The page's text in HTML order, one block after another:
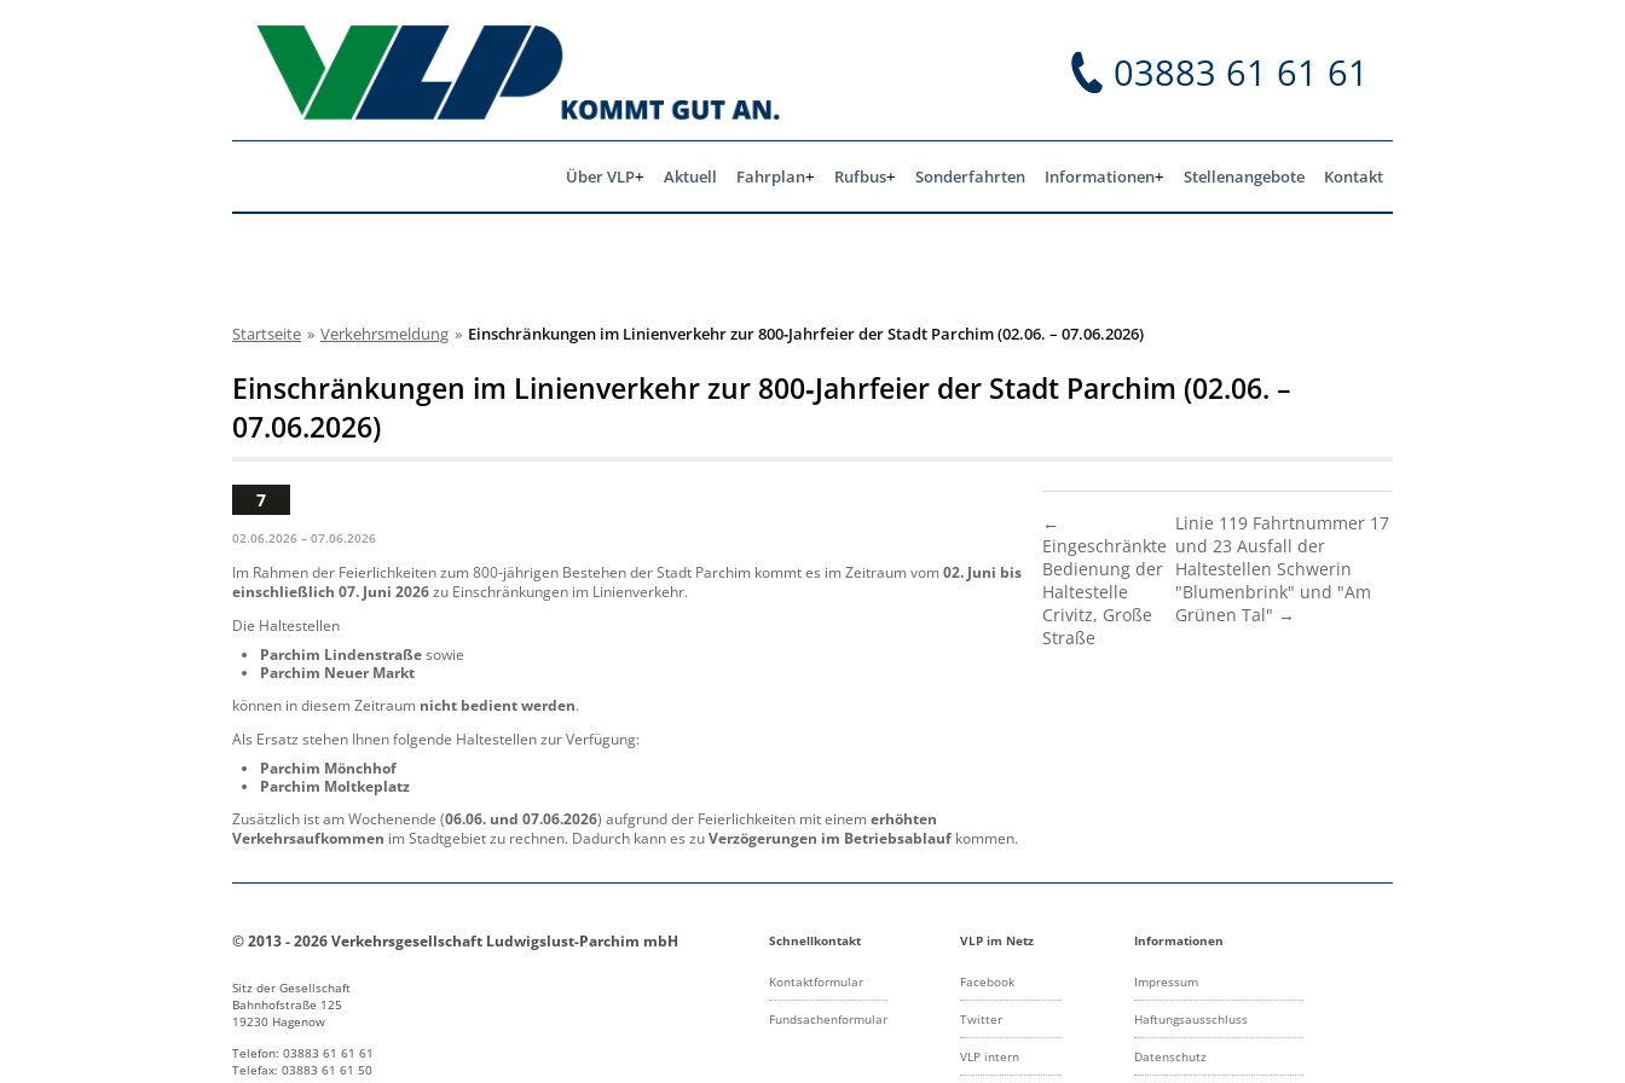
03883 61 61 61
Über VLP Aktuell Fahrplan Rufbus Sonderfahrten Informationen Stellenangebote Kontakt
Startseite » Verkehrsmeldung » Einschränkungen im Linienverkehr zur 800‑Jahrfeier der Stadt Parchim (02.06. – 07.06.2026)
Einschränkungen im Linienverkehr zur 800‑Jahrfeier der Stadt Parchim (02.06. –
07.06.2026)
7
02.06.2026 – 07.06.2026
Im Rahmen der Feierlichkeiten zum 800‑jährigen Bestehen der Stadt Parchim kommt es im Zeitraum vom 02. Juni bis
einschließlich 07. Juni 2026 zu Einschränkungen im Linienverkehr.
Die Haltestellen
Parchim Lindenstraße sowie
Parchim Neuer Markt
können in diesem Zeitraum nicht bedient werden.
Als Ersatz stehen Ihnen folgende Haltestellen zur Verfügung:
Parchim Mönchhof
Parchim Moltkeplatz
Zusätzlich ist am Wochenende (06.06. und 07.06.2026) aufgrund der Feierlichkeiten mit einem erhöhten
Verkehrsaufkommen im Stadtgebiet zu rechnen. Dadurch kann es zu Verzögerungen im Betriebsablauf kommen.
←
Eingeschränkte
Bedienung der
Haltestelle
Crivitz, Große
Straße
Linie 119 Fahrtnummer 17
und 23 Ausfall der
Haltestellen Schwerin
"Blumenbrink" und "Am
Grünen Tal" →
© 2013 - 2026 Verkehrsgesellschaft Ludwigslust-Parchim mbH
Sitz der Gesellschaft
Bahnhofstraße 125
19230 Hagenow
Telefon: 03883 61 61 61
Telefax: 03883 61 61 50
Schnellkontakt
Kontaktformular
Fundsachenformular
VLP im Netz
Facebook
Twitter
VLP intern
Informationen
Impressum
Haftungsausschluss
Datenschutz